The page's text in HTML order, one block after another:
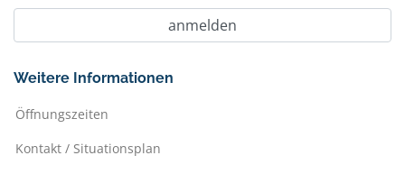
Weitere Informationen
Öffnungszeiten
Kontakt / Situationsplan